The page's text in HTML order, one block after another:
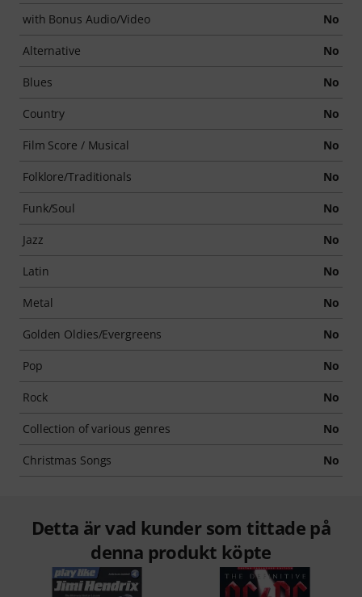
with Bonus Audio/Video No
Alternative No
Blues No
Country No
Film Score / Musical No
Folklore/Traditionals No
Funk/Soul No
Jazz No
Latin No
Metal No
Golden Oldies/Evergreens No
Pop No
Rock No
Collection of various genres No
Christmas Songs No
Detta är vad kunder som tittade på
denna produkt köpte